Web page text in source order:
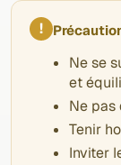
!
Ne se
et
Ne pas
Tenir
Inviter